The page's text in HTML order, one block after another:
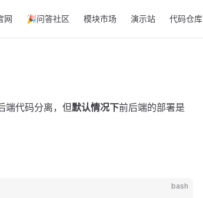
网 🎉问答社区 模块市场 演示站 代码仓库
端代码分离，但默认情况下前后端的部署是
bash